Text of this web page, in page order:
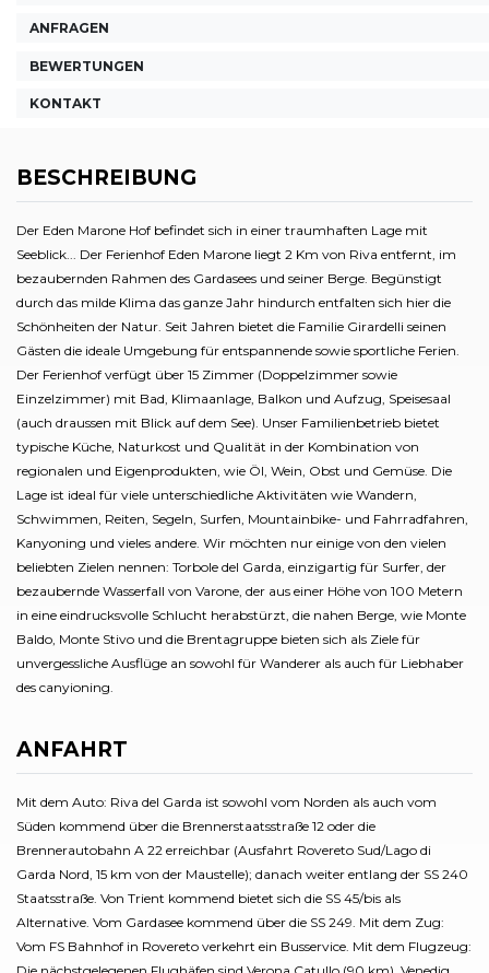
ANFRAGEN
BEWERTUNGEN
KONTAKT
BESCHREIBUNG
Der Eden Marone Hof befindet sich in einer traumhaften Lage mit
Seeblick... Der Ferienhof Eden Marone liegt 2 Km von Riva entfernt, im
bezaubernden Rahmen des Gardasees und seiner Berge. Begünstigt
durch das milde Klima das ganze Jahr hindurch entfalten sich hier die
Schönheiten der Natur. Seit Jahren bietet die Familie Girardelli seinen
Gästen die ideale Umgebung für entspannende sowie sportliche Ferien.
Der Ferienhof verfügt über 15 Zimmer (Doppelzimmer sowie
Einzelzimmer) mit Bad, Klimaanlage, Balkon und Aufzug, Speisesaal
(auch draussen mit Blick auf dem See). Unser Familienbetrieb bietet
typische Küche, Naturkost und Qualität in der Kombination von
regionalen und Eigenprodukten, wie Öl, Wein, Obst und Gemüse. Die
Lage ist ideal für viele unterschiedliche Aktivitäten wie Wandern,
Schwimmen, Reiten, Segeln, Surfen, Mountainbike- und Fahrradfahren,
Kanyoning und vieles andere. Wir möchten nur einige von den vielen
beliebten Zielen nennen: Torbole del Garda, einzigartig für Surfer, der
bezaubernde Wasserfall von Varone, der aus einer Höhe von 100 Metern
in eine eindrucksvolle Schlucht herabstürzt, die nahen Berge, wie Monte
Baldo, Monte Stivo und die Brentagruppe bieten sich als Ziele für
unvergessliche Ausflüge an sowohl für Wanderer als auch für Liebhaber
des canyioning.
ANFAHRT
Mit dem Auto: Riva del Garda ist sowohl vom Norden als auch vom
Süden kommend über die Brennerstaatsstraße 12 oder die
Brennerautobahn A 22 erreichbar (Ausfahrt Rovereto Sud/Lago di
Garda Nord, 15 km von der Maustelle); danach weiter entlang der SS 240
Staatsstraße. Von Trient kommend bietet sich die SS 45/bis als
Alternative. Vom Gardasee kommend über die SS 249. Mit dem Zug:
Vom FS Bahnhof in Rovereto verkehrt ein Busservice. Mit dem Flugzeug: